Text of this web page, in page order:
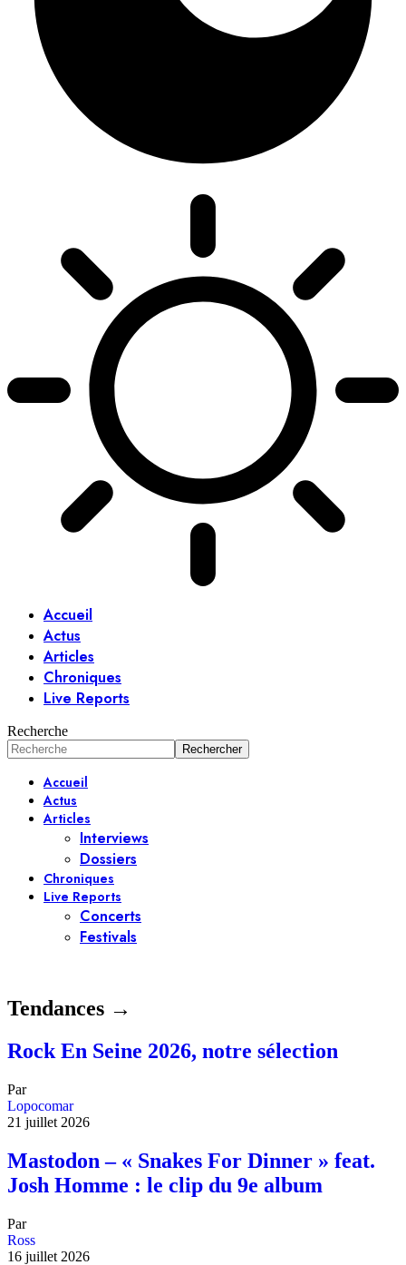
Accueil
Actus
Articles
Chroniques
Live Reports
Recherche
Accueil
Actus
Articles
Interviews
Dossiers
Chroniques
Live Reports
Concerts
Festivals
Tendances →
Rock En Seine 2026, notre sélection
Par
Lopocomar
21 juillet 2026
Mastodon – « Snakes For Dinner » feat.
Josh Homme : le clip du 9e album
Par
Ross
16 juillet 2026